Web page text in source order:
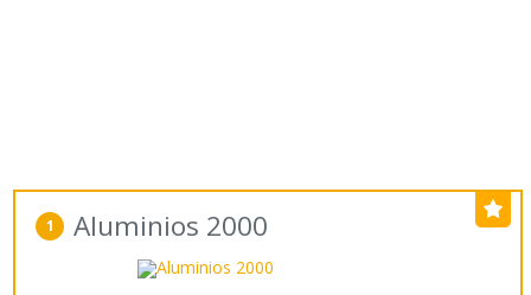
1 Aluminios 2000